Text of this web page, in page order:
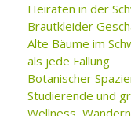
Heiraten in der
Brautkleider
Alte Bäume im
als jede Fällung
Botanischer
Studierende und